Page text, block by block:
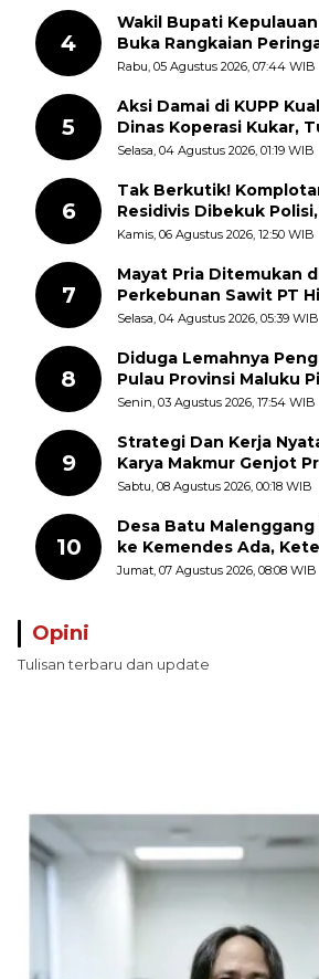
4
Wakil Bupati
Buka Rangkaian
Kemerdekaan RI, ASN
Rabu, 05 Agustus 2026, 07:44 WIB
5
Aksi Damai di KUPP
Dinas Koperasi Kukar,
dan Kesempatan Kerja
Selasa, 04 Agustus 2026, 01:19 WIB
6
Tak Berkutik!
Residivis Dibekuk
Curanmor Di Candipuro
Kamis, 06 Agustus 2026, 12:50 WIB
7
Mayat Pria Ditemukan
Perkebunan Sawit PT
Polisi Selidiki Penyebab
Selasa, 04 Agustus 2026, 05:39 WIB
8
Diduga Lemahnya
Pulau Provinsi Maluku
Pungli terhadap
Senin, 03 Agustus 2026, 17:54 WIB
9
Strategi Dan Kerja
Karya Makmur Genjot
Swasembada Pangan
Sabtu, 08 Agustus 2026, 00:18 WIB
10
Desa Batu
ke Kemendes Ada,
GMAS Berbeda
Jumat, 07 Agustus 2026, 08:08 WIB
Opini
Tulisan terbaru dan update